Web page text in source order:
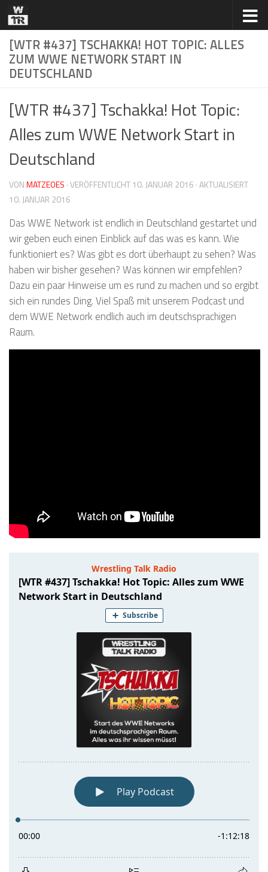
Zum Inhalt springen
[WTR #437] TSCHAKKA! HOT TOPIC: ALLES
ZUM WWE NETWORK START IN
DEUTSCHLAND
[WTR #437] Tschakka! Hot Topic:
Alles zum WWE Network Start in
Deutschland
VONMATZEOES · VERÖFFENTLICHT10. JANUAR 2016 · AKTUALISIERT
10. JANUAR 2016
Das WWE Network ist endlich in Deutschland gestartet und
wir geben euch einen Einblick auf das was es kann. Wie
funktioniert es? Was gibt es dort überhaupt zu sehen? Was
haben wir bisher gesehen? Was können wir empfehlen?
Dazu ein paar Hinweise um es rund zu machen und so ergibt
sich ein rundes Ding. Viel Spaß mit unserem Podcast und
dem WWE Network endlich auch im deutschsprachigen
Raum.